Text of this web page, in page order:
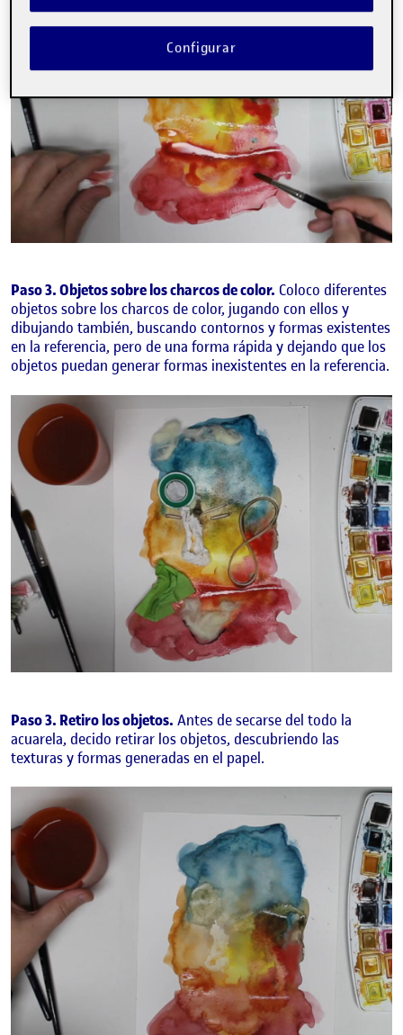
Paso 3. Objetos sobre los charcos de color. Coloco diferentes
objetos sobre los charcos de color, jugando con ellos y
dibujando también, buscando contornos y formas existentes
en la referencia, pero de una forma rápida y dejando que los
objetos puedan generar formas inexistentes en la referencia.
Paso 3. Retiro los objetos. Antes de secarse del todo la
acuarela, decido retirar los objetos, descubriendo las
texturas y formas generadas en el papel.
Configurar